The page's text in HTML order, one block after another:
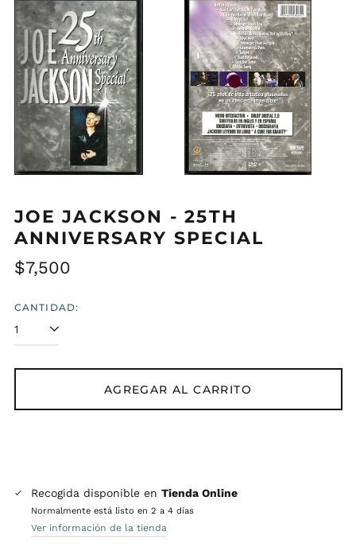
JOE JACKSON - 25TH
ANNIVERSARY SPECIAL
Precio
$7,500
CANTIDAD:
AGREGAR AL CARRITO
Recogida disponible en Tienda Online
Normalmente está listo en 2 a 4 días
Ver información de la tienda